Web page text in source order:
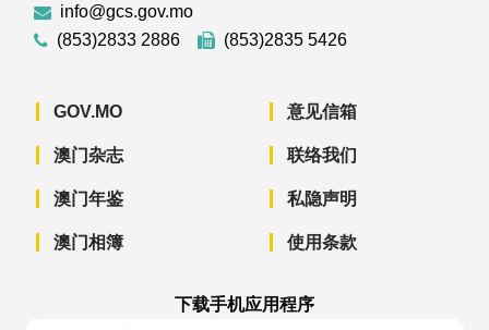
info@gcs.gov.mo
(853)2833 2886
(853)2835 5426
GOV.MO
澳门杂志
澳门年鉴
澳门相簿
意见信箱
联络我们
私隐声明
使用条款
下载手机应用程序